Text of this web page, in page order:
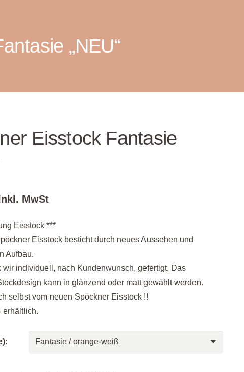
„NEU“
Eisstock Fantasie
MwSt
Eisstock ***
Eisstock besticht durch neues Aussehen und
Aufbau.
wir individuell, nach Kundenwunsch, gefertigt. Das
kann in glänzend oder matt gewählt werden.
selbst vom neuen Spöckner Eisstock !!
erhältlich.